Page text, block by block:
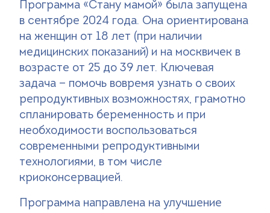
Программа «Стану мамой» была запущена
в сентябре 2024 года. Она ориентирована
на женщин от 18 лет (при наличии
медицинских показаний) и на москвичек в
возрасте от 25 до 39 лет. Ключевая
задача — помочь вовремя узнать о своих
репродуктивных возможностях, грамотно
спланировать беременность и при
необходимости воспользоваться
современными репродуктивными
технологиями, в том числе
криоконсервацией.
Программа направлена на улучшение